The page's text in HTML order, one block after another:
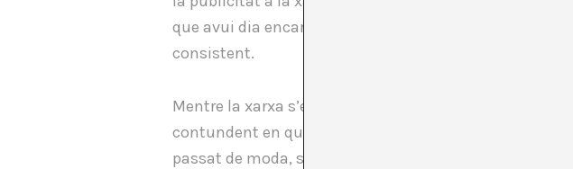
que avui dia encara és la font de la xarxa i nous
consistent.
Mentre la xarxa s’expandia, en Pick s’encarregà del
contundent en què la identitat de la xarxa, a més a
passat de moda, sinó una nova i moderna Londres.